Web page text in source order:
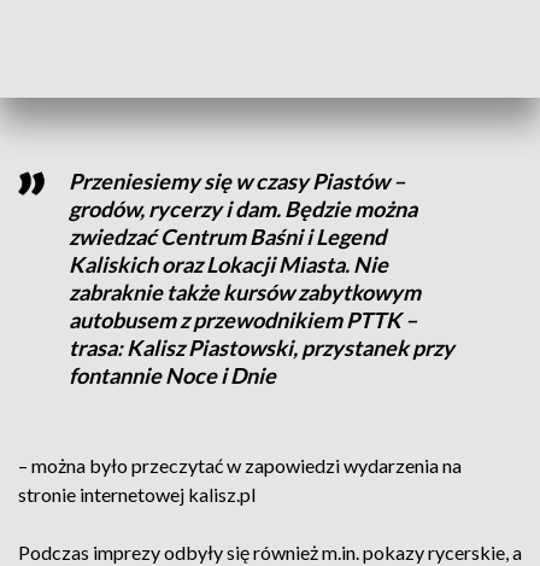
Przeniesiemy się w czasy Piastów –
grodów, rycerzy i dam. Będzie można
zwiedzać Centrum Baśni i Legend
Kaliskich oraz Lokacji Miasta. Nie
zabraknie także kursów zabytkowym
autobusem z przewodnikiem PTTK –
trasa: Kalisz Piastowski, przystanek przy
fontannie Noce i Dnie
– można było przeczytać w zapowiedzi wydarzenia na
stronie internetowej kalisz.pl
Podczas imprezy odbyły się również m.in. pokazy rycerskie, a